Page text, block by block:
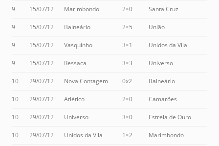
9 15/07/12 Marimbondo 2×0 Santa Cruz
9 15/07/12 Balneário 2×5 União
9 15/07/12 Vasquinho 3×1 Unidos da Vila
9 15/07/12 Ressaca 3×3 Universo
10 29/07/12 Nova Contagem 0x2 Balneário
10 29/07/12 Atlético 2×0 Camarões
10 29/07/12 Universo 3×0 Estrela de Ouro
10 29/07/12 Unidos da Vila 1×2 Marimbondo